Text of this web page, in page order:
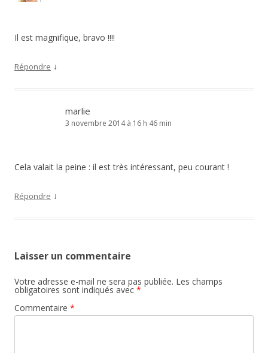
Il est magnifique, bravo !!!!
Répondre ↓
marlie
3 novembre 2014 à 16 h 46 min
Cela valait la peine : il est très intéressant, peu courant !
Répondre ↓
Laisser un commentaire
Votre adresse e-mail ne sera pas publiée. Les champs
obligatoires sont indiqués avec *
Commentaire *